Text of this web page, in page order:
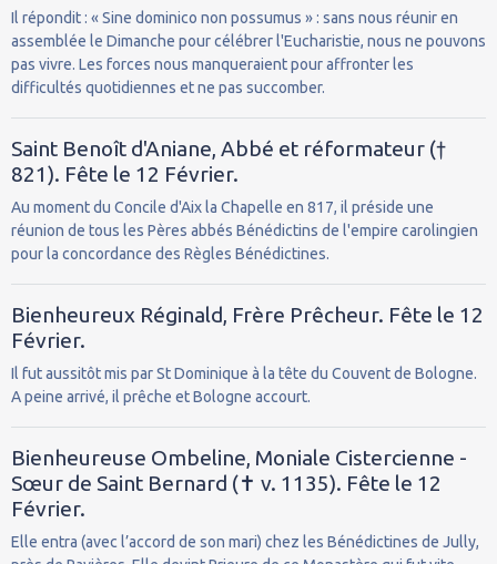
Il répondit : « Sine dominico non possumus » : sans nous réunir en
assemblée le Dimanche pour célébrer l'Eucharistie, nous ne pouvons
pas vivre. Les forces nous manqueraient pour affronter les
difficultés quotidiennes et ne pas succomber.
Saint Benoît d'Aniane, Abbé et réformateur (†
821). Fête le 12 Février.
Au moment du Concile d'Aix la Chapelle en 817, il préside une
réunion de tous les Pères abbés Bénédictins de l'empire carolingien
pour la concordance des Règles Bénédictines.
Bienheureux Réginald, Frère Prêcheur. Fête le 12
Février.
Il fut aussitôt mis par St Dominique à la tête du Couvent de Bologne.
A peine arrivé, il prêche et Bologne accourt.
Bienheureuse Ombeline, Moniale Cistercienne -
Sœur de Saint Bernard (✝ v. 1135). Fête le 12
Février.
Elle entra (avec l’accord de son mari) chez les Bénédictines de Jully,